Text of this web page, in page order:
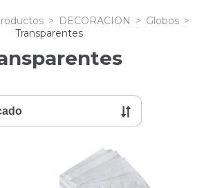
> DECORACION > Globos >
Transparentes